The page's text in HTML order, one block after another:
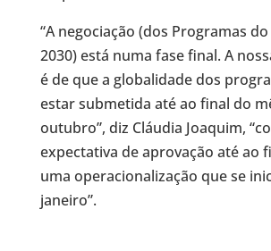
“A negociação (dos Programas
2030) está numa fase final. A
é de que a globalidade dos
estar submetida até ao final do
outubro”, diz Cláudia Joaquim,
expectativa de aprovação até ao
uma operacionalização que se
janeiro”.